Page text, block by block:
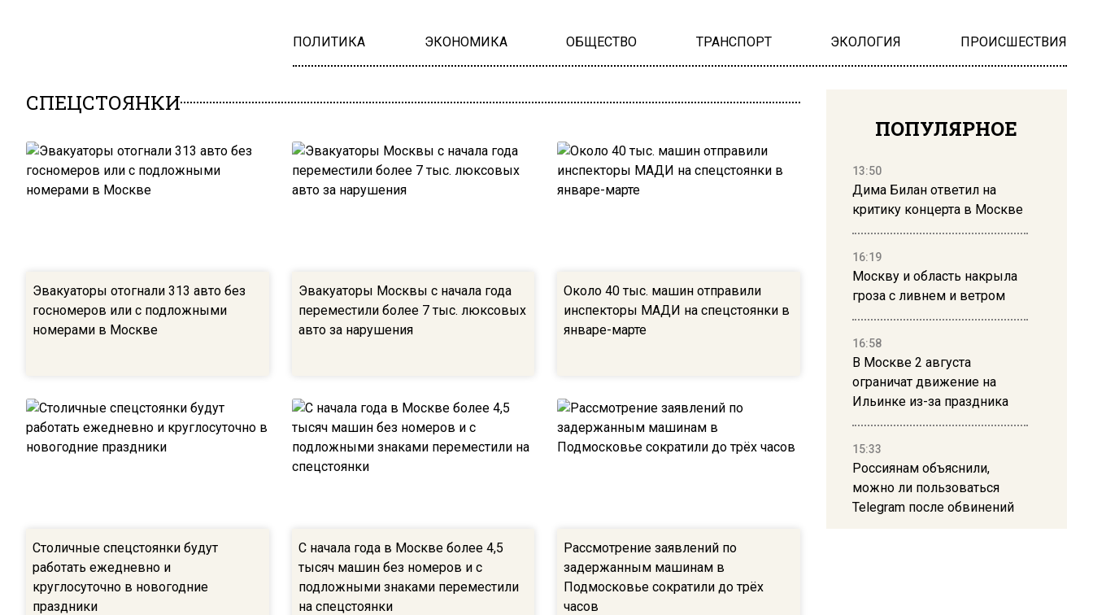
ПОЛИТИКА ЭКОНОМИКА ОБЩЕСТВО ТРАНСПОРТ ЭКОЛОГИЯ ПРОИСШЕСТВИЯ
СПЕЦСТОЯНКИ
Эвакуаторы отогнали 313 авто без
госномеров или с подложными
номерами в Москве
Эвакуаторы Москвы с начала года
переместили более 7 тыс. люксовых
авто за нарушения
Около 40 тыс. машин отправили
инспекторы МАДИ на спецстоянки в
январе-марте
Столичные спецстоянки будут
работать ежедневно и
круглосуточно в новогодние
праздники
С начала года в Москве более 4,5
тысяч машин без номеров и с
подложными знаками переместили
на спецстоянки
Рассмотрение заявлений по
задержанным машинам в
Подмосковье сократили до трёх
часов
ПОПУЛЯРНОЕ
13:50
Дима Билан ответил на
критику концерта в Москве
16:19
Москву и область накрыла
гроза с ливнем и ветром
16:58
В Москве 2 августа
ограничат движение на
Ильинке из-за праздника
15:33
Россиянам объяснили,
можно ли пользоваться
Telegram после обвинений